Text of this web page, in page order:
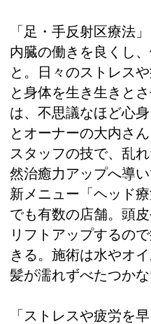
「足・手反射区療法
内臓の働きを良くし
と。日々のストレス
と身体を生き生きと
は、不思議なほど心
とオーナーの大内さ
スタッフの技で、乱
然治癒力アップへ導
新メニュー「ヘッド
でも有数の店舗。頭
リフトアップするの
きる。施術は水やオ
髪が濡れずべたつかな
「ストレスや疲労を